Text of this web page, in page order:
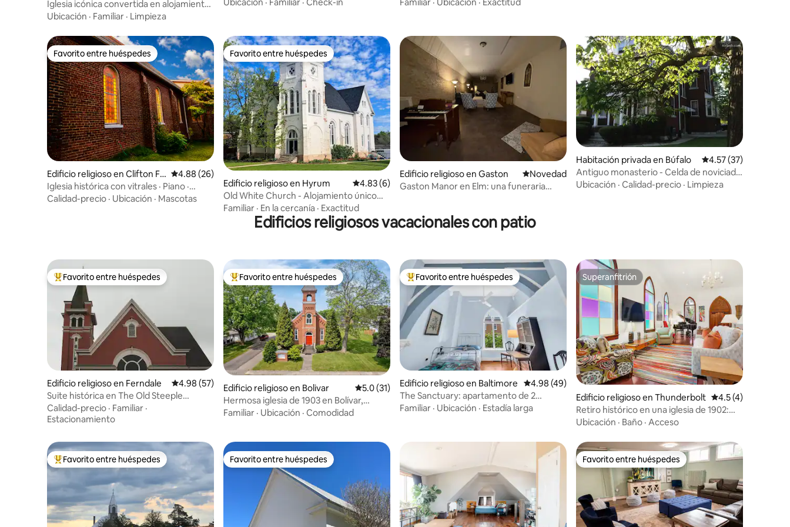
Iglesia icónica convertida en alojamiento
único (Casino/VIR)
Ubicación · Familiar · Limpieza
Favorito entre huéspedes
Favorito entre huéspedes
Edificio religioso en Clifton Fo
rge
Calificación promedio: 4.88 de 5, 26 reseñas
4.88 (26)
Iglesia histórica con vitrales · Piano ·
Futbolín
Calidad-precio · Ubicación · Mascotas
Favorito entre huéspedes
Favorito entre huéspedes
Edificio religioso en Hyrum Calificación promedio: 4.83 de 5, 6 reseñas
4.83 (6)
Old White Church - Alojamiento único
cerca de la presa Hyrum
Familiar · En la cercanía · Exactitud
Edificio religioso en Gaston Lugar para hospedarse
Novedad
Gaston Manor en Elm: una funeraria
Habitación privada en Búfalo Calificación
4.57 (37)
Antiguo monasterio - Celda de noviciado
(estándar)
Ubicación · Calidad-precio · Limpieza
Edificios religiosos vacacionales con patio
Favorito entre huéspedes preferido
Favorito entre huéspedes
Edificio religioso en Ferndale Calificación promedio: 4.98 de 5, 57 reseñas
4.98 (57)
Suite histórica en The Old Steeple
Converted Church
Calidad-precio · Familiar ·
Estacionamiento
Favorito entre huéspedes preferido
Favorito entre huéspedes
Edificio religioso en Bolivar Calificación promedio: 5.0 de 5, 31 reseñas
5.0 (31)
Hermosa iglesia de 1903 en Bolívar,
Amish Country
Familiar · Ubicación · Comodidad
Favorito entre huéspedes preferido
Favorito entre huéspedes
Edificio religioso en Baltimore Calificación promedio: 4.98 de 5, 49 reseñas
4.98 (49)
The Sanctuary: apartamento de 2
dormitorios cerca de Camden Yards
Familiar · Ubicación · Estadía larga
Superanfitrión
Superanfitrión
Edificio religioso en Thunderbolt Calificación
4.5 (4)
Retiro histórico en una iglesia de 1902:
The Sanctuary
Ubicación · Baño · Acceso
Favorito entre huéspedes preferido
Favorito entre huéspedes Favorito entre huéspedes
Favorito entre huéspedes Favorito entre huéspedes
Favorito entre huéspedes